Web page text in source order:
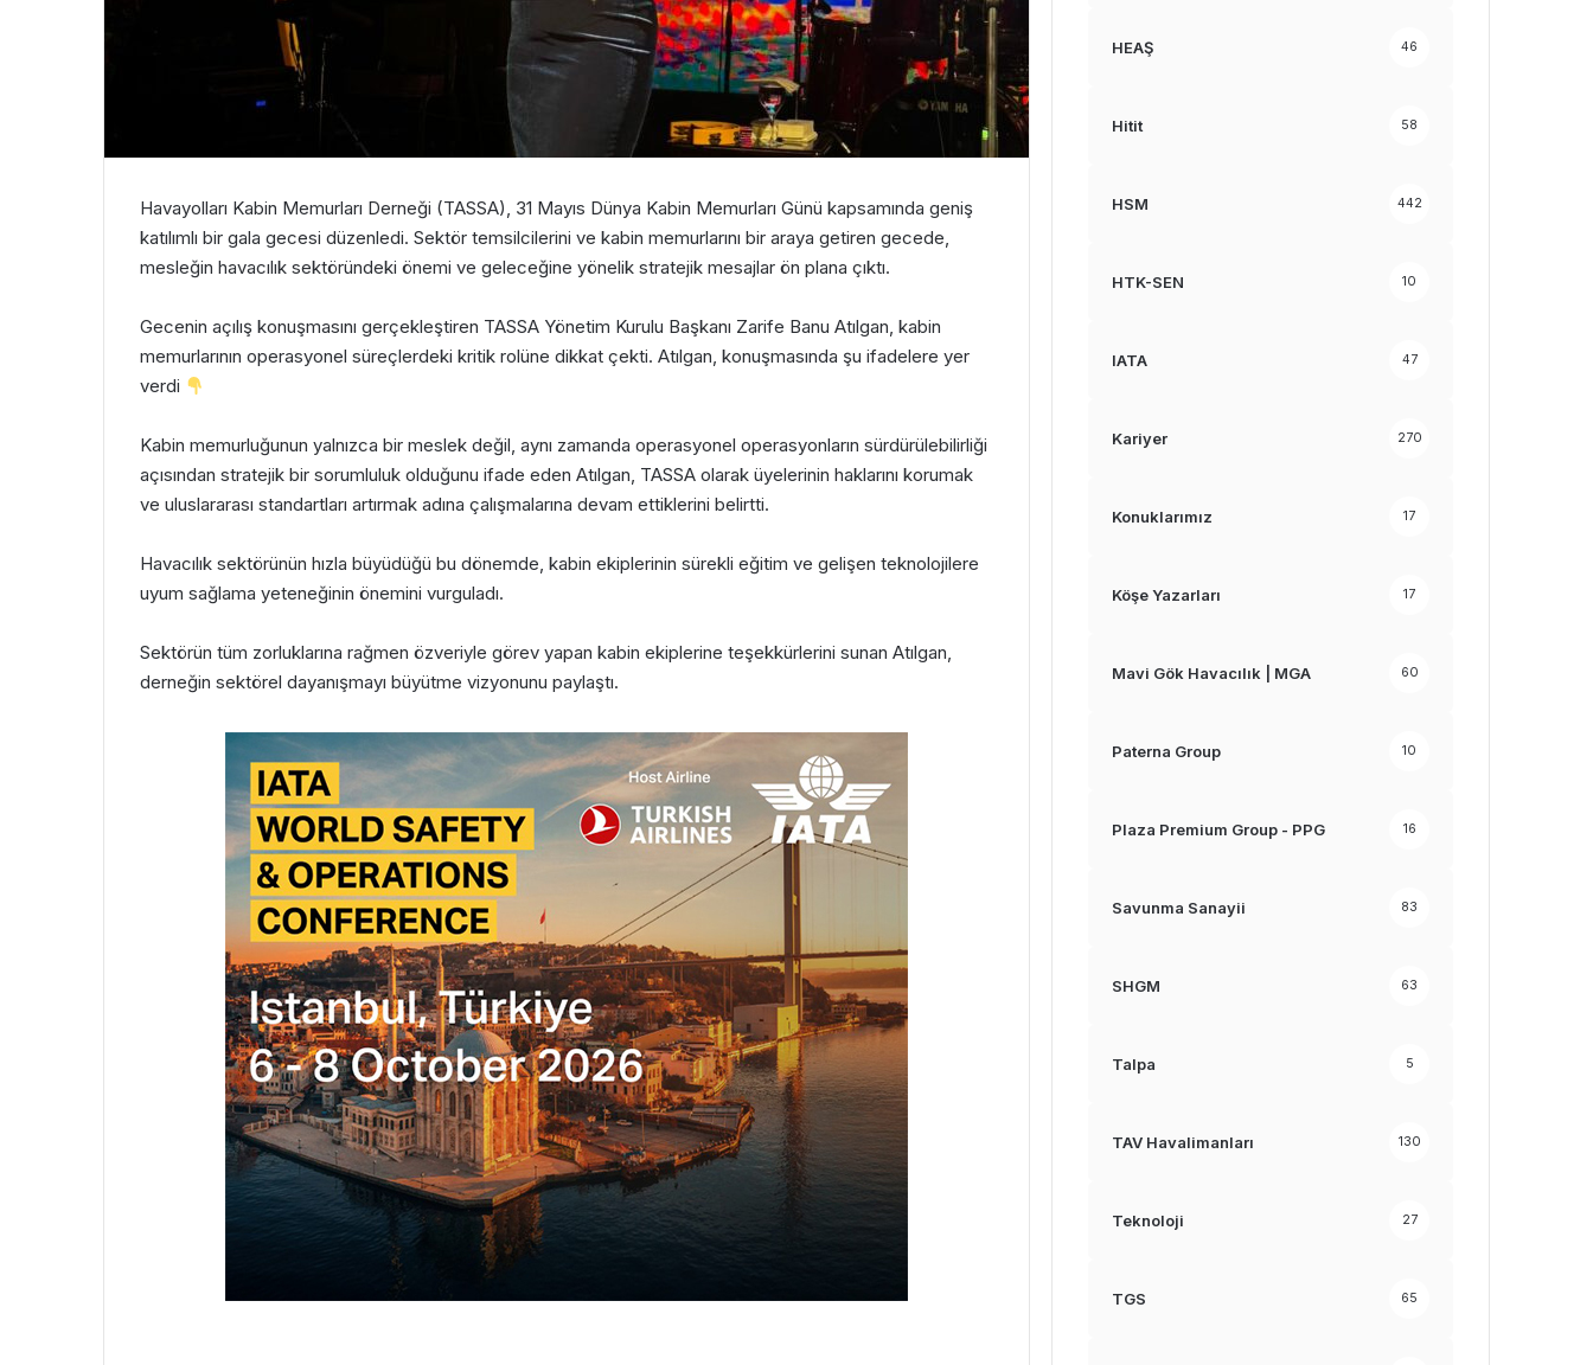
Havayolları Kabin Memurları Derneği (TASSA), 31 Mayıs Dünya Kabin Memurları Günü kapsamında geniş
katılımlı bir gala gecesi düzenledi. Sektör temsilcilerini ve kabin memurlarını bir araya getiren gecede,
mesleğin havacılık sektöründeki önemi ve geleceğine yönelik stratejik mesajlar ön plana çıktı.
Gecenin açılış konuşmasını gerçekleştiren TASSA Yönetim Kurulu Başkanı Zarife Banu Atılgan, kabin
memurlarının operasyonel süreçlerdeki kritik rolüne dikkat çekti. Atılgan, konuşmasında şu ifadelere yer
verdi
Kabin memurluğunun yalnızca bir meslek değil, aynı zamanda operasyonel operasyonların sürdürülebilirliği
açısından stratejik bir sorumluluk olduğunu ifade eden Atılgan, TASSA olarak üyelerinin haklarını korumak
ve uluslararası standartları artırmak adına çalışmalarına devam ettiklerini belirtti.
Havacılık sektörünün hızla büyüdüğü bu dönemde, kabin ekiplerinin sürekli eğitim ve gelişen teknolojilere
uyum sağlama yeteneğinin önemini vurguladı.
Sektörün tüm zorluklarına rağmen özveriyle görev yapan kabin ekiplerine teşekkürlerini sunan Atılgan,
derneğin sektörel dayanışmayı büyütme vizyonunu paylaştı.
HEAŞ 46
Hitit 58
HSM 442
HTK-SEN 10
IATA 47
Kariyer 270
Konuklarımız 17
Köşe Yazarları 17
Mavi Gök Havacılık | MGA 60
Paterna Group 10
Plaza Premium Group - PPG 16
Savunma Sanayii 83
SHGM 63
Talpa 5
TAV Havalimanları 130
Teknoloji 27
TGS 65